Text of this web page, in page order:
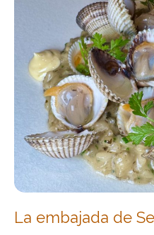
La embajada de